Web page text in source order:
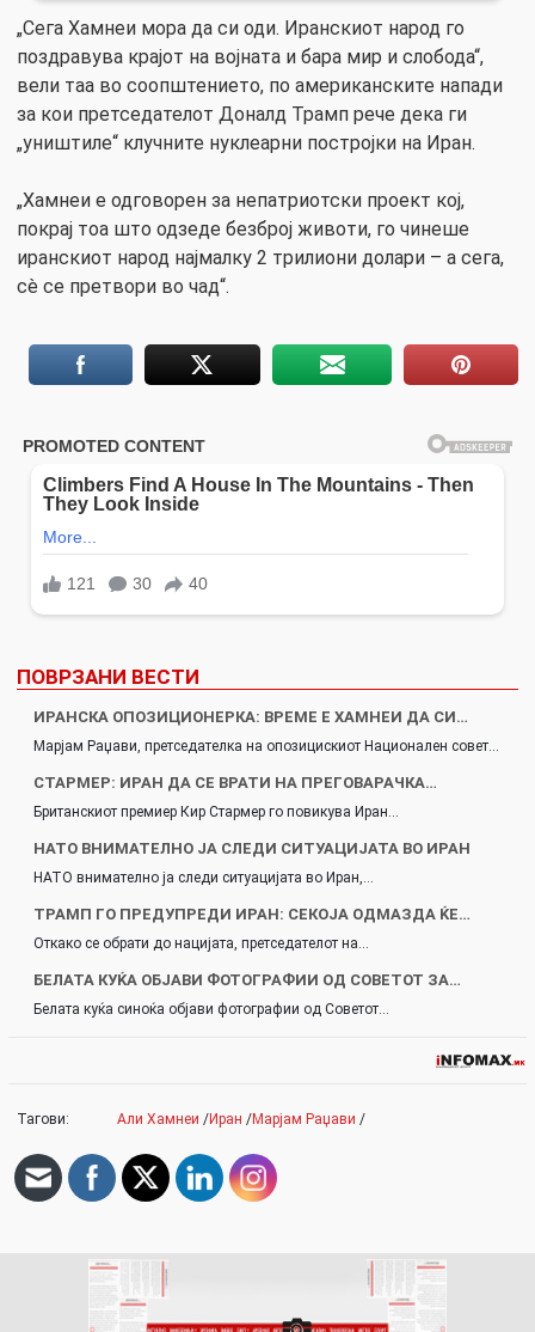
„Сега Хамнеи мора да си оди. Иранскиот народ го
поздравува крајот на војната и бара мир и слобода“,
вели таа во соопштението, по американските напади
за кои претседателот Доналд Трамп рече дека ги
„уништиле“ клучните нуклеарни постројки на Иран.
„Хамнеи е одговорен за непатриотски проект кој,
покрај тоа што одзеде безброј животи, го чинеше
иранскиот народ најмалку 2 трилиони долари – а сега,
сè се претвори во чад“.
ПОВРЗАНИ ВЕСТИ
ИРАНСКА ОПОЗИЦИОНЕРКА: ВРЕМЕ Е ХАМНЕИ ДА СИ…
Марјам Раџави, претседателка на опозицискиот Национален совет…
СТАРМЕР: ИРАН ДА СЕ ВРАТИ НА ПРЕГОВАРАЧКА…
Британскиот премиер Кир Стармер го повикува Иран…
НАТО ВНИМАТЕЛНО ЈА СЛЕДИ СИТУАЦИЈАТА ВО ИРАН
НАТО внимателно ја следи ситуацијата во Иран,…
ТРАМП ГО ПРЕДУПРЕДИ ИРАН: СЕКОЈА ОДМАЗДА ЌЕ…
Откако се обрати до нацијата, претседателот на…
БЕЛАТА КУЌА ОБЈАВИ ФОТОГРАФИИ ОД СОВЕТОТ ЗА…
Белата куќа синоќа објави фотографии од Советот…
Тагови: Али Хамнеи /Иран /Марјам Раџави /